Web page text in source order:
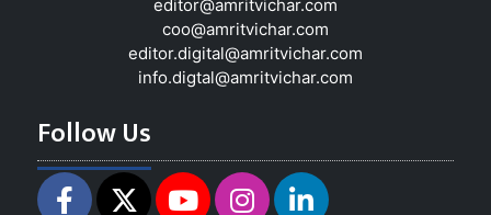
editor@amritvichar.com
coo@amritvichar.com
editor.digital@amritvichar.com
info.digtal@amritvichar.com
Follow Us